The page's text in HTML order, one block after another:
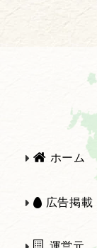
2021
2019
ホーム
広告掲載